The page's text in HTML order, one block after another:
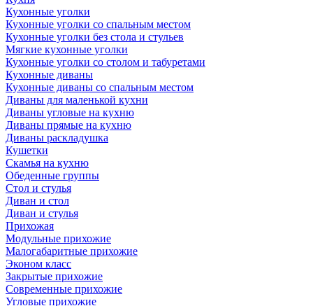
Кухонные уголки
Кухонные уголки со спальным местом
Кухонные уголки без стола и стульев
Мягкие кухонные уголки
Кухонные уголки со столом и табуретами
Кухонные диваны
Кухонные диваны со спальным местом
Диваны для маленькой кухни
Диваны угловые на кухню
Диваны прямые на кухню
Диваны раскладушка
Кушетки
Скамья на кухню
Обеденные группы
Стол и стулья
Диван и стол
Диван и стулья
Прихожая
Модульные прихожие
Малогабаритные прихожие
Эконом класс
Закрытые прихожие
Современные прихожие
Угловые прихожие